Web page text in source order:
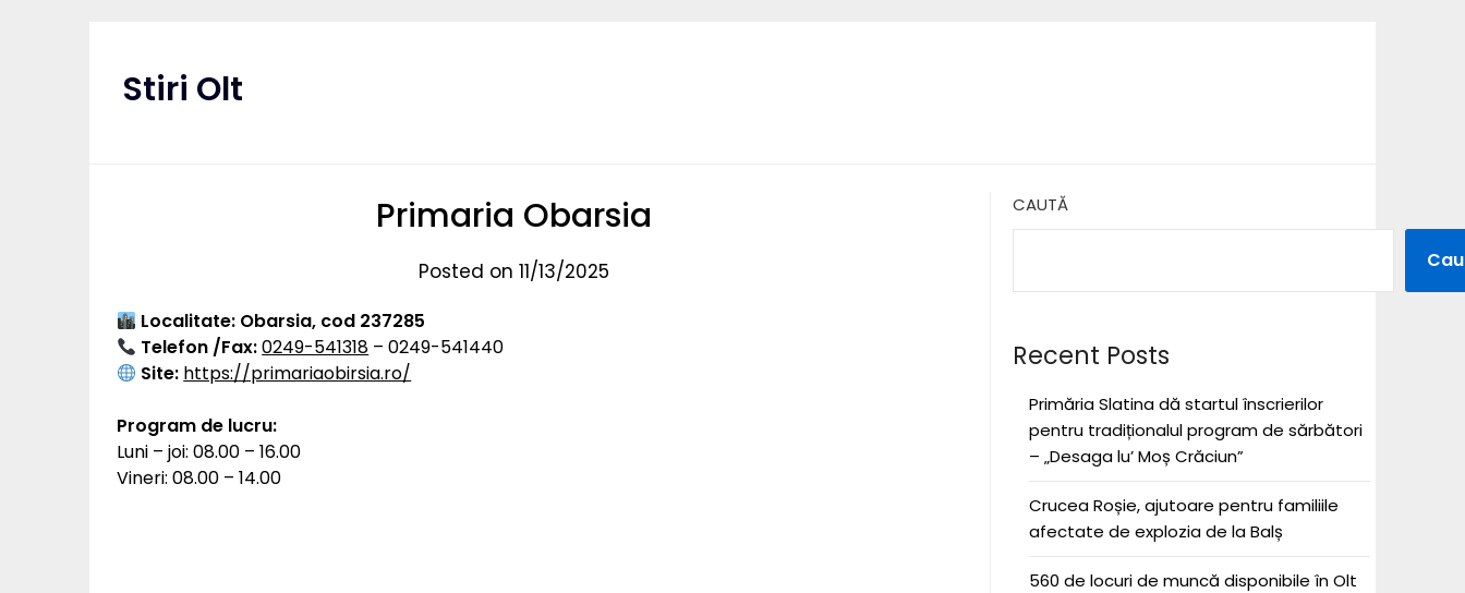
Stiri Olt
Primaria Obarsia
Posted on 11/13/2025
Localitate: Obarsia, cod 237285
Telefon /Fax:0249-541318 – 0249-541440
Site: https://primariaobirsia.ro/
Program de lucru:
Luni – joi: 08.00 – 16.00
Vineri: 08.00 – 14.00
CAUTĂ
Recent Posts
Primăria Slatina dă startul înscrierilor
pentru tradiționalul program de sărbători
– „Desaga lu’ Moș Crăciun”
Crucea Roșie, ajutoare pentru familiile
afectate de explozia de la Balș
560 de locuri de muncă disponibile în Olt